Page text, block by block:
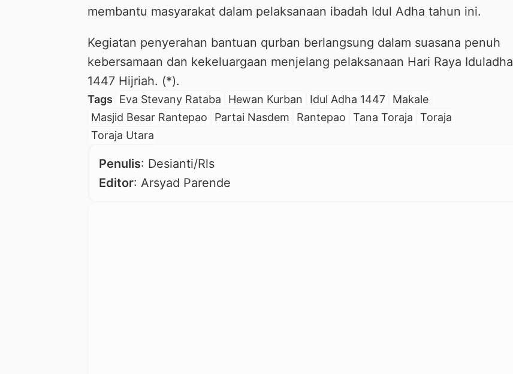
membantu masyarakat dalam pelaksanaan ibadah Idul Adha tahun ini.
Kegiatan penyerahan bantuan qurban berlangsung dalam suasana penuh
kebersamaan dan kekeluargaan menjelang pelaksanaan Hari Raya Iduladha
1447 Hijriah. (*).
Tags Eva Stevany Rataba Hewan Kurban Idul Adha 1447
Makale
Masjid Besar Rantepao
Partai Nasdem Rantepao Tana Toraja
Toraja
Toraja Utara
Penulis: Desianti/Rls
Editor: Arsyad Parende